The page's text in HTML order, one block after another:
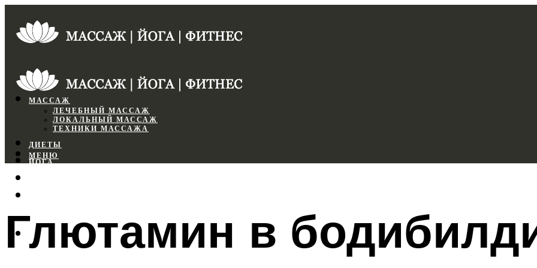
МАССАЖ
ЛЕЧЕБНЫЙ МАССАЖ
ЛОКАЛЬНЫЙ МАССАЖ
ТЕХНИКИ МАССАЖА
ДИЕТЫ
ЙОГА
МЕНЮ
МЕНЮ
Глютамин в